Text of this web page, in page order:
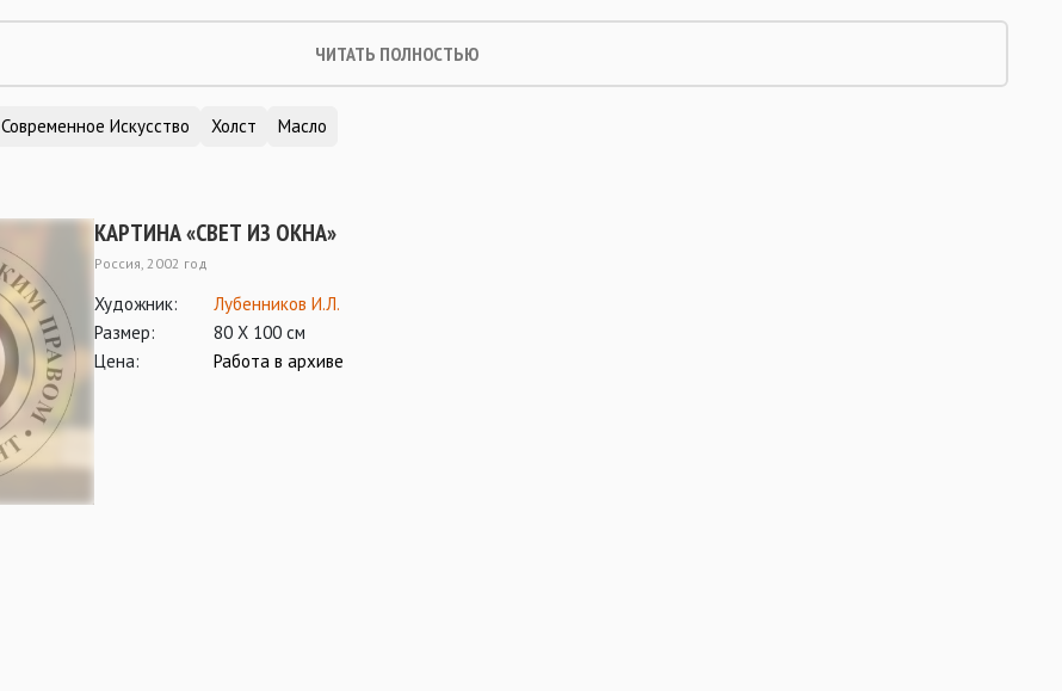
ЧИТАТЬ ПОЛНОСТЬЮ
Современное Искусство Холст Масло
КАРТИНА «СВЕТ ИЗ ОКНА»
Россия, 2002 год
Художник:
Лубенников И.Л.
Размер:
80 Х 100 см
Цена:
Работа в архиве